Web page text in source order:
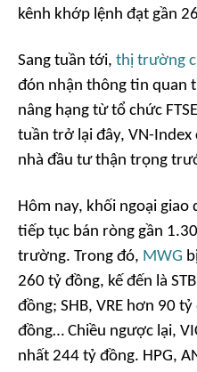
kênh khớp lệnh đạt gần
Sang tuần tới, thị trường
đón nhận thông tin quan
nâng hạng từ tổ chức
tuần trở lại đây, VN-
nhà đầu tư thận trọng
Hôm nay, khối ngoại
tiếp tục bán ròng gần
trường. Trong đó, MWG
260 tỷ đồng, kế đến là
đồng; SHB, VRE hơn 90
đồng… Chiều ngược lại,
nhất 244 tỷ đồng. HPG,